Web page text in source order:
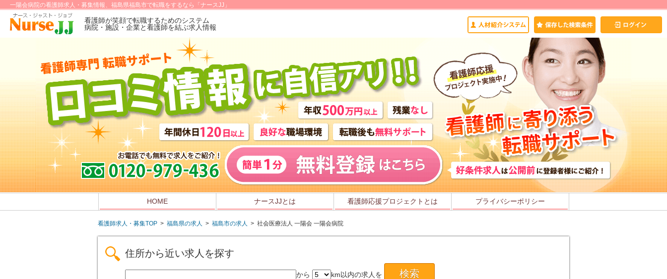
一陽会病院の看護師求人・募集情報、福島県福島市で転職をするなら「ナースJJ」
看護師が笑顔で転職するためのシステム
病院・施設・企業と看護師を結ぶ求人情報
HOME ナースJJとは 看護師応援プロジェクトとは プライバシーポリシー
看護師求人・募集TOP > 福島県の求人 > 福島市の求人 > 社会医療法人 一陽会 一陽会病院
住所から近い求人を探す
から km以内の求人を